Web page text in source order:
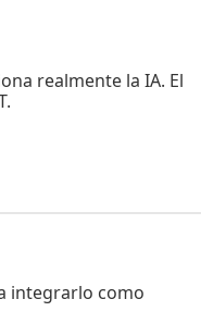
realmente la IA. El
integrarlo como